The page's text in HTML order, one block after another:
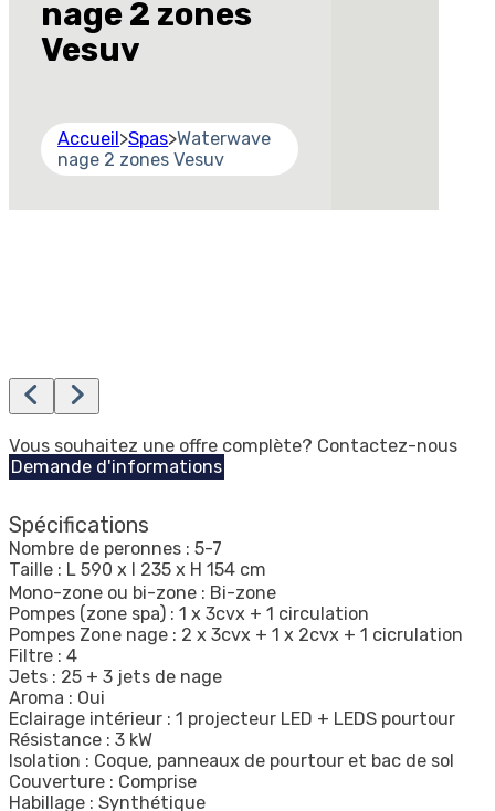
nage 2 zones
Vesuv
Accueil>Spas>Waterwave
nage 2 zones Vesuv
Vous souhaitez une offre complète? Contactez-nous
Demande d'informations
Spécifications
Nombre de peronnes : 5-7
Taille : L 590 x l 235 x H 154 cm
Mono-zone ou bi-zone : Bi-zone
Pompes (zone spa) : 1 x 3cvx + 1 circulation
Pompes Zone nage : 2 x 3cvx + 1 x 2cvx + 1 cicrulation
Filtre : 4
Jets : 25 + 3 jets de nage
Aroma : Oui
Eclairage intérieur : 1 projecteur LED + LEDS pourtour
Résistance : 3 kW
Isolation : Coque, panneaux de pourtour et bac de sol
Couverture : Comprise
Habillage : Synthétique